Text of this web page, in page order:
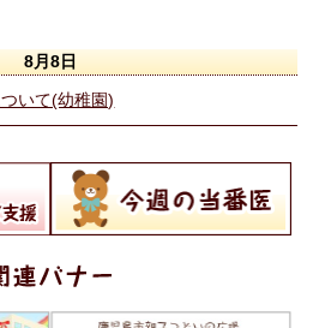
8月8日
いて(幼稚園)